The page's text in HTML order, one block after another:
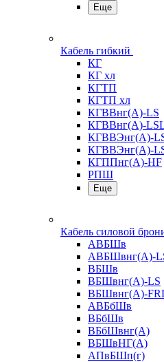
Еще
Кабель гибкий
КГ
КГ хл
КГТП
КГТП хл
КГВВнг(А)-LS
КГВВнг(А)-
КГВВЭнг(А)-
КГВВЭнг(А)-
КГППнг(А)-HF
РПШ
Еще
Кабель силовой
АВБШв
АВБШвнг(А)-
ВБШв
ВБШвнг(А)-LS
ВБШвнг(А)-
АВБбШв
ВБбШв
ВБбШвнг(А)
ВБШвНГ(А)
АПвБШп(г)